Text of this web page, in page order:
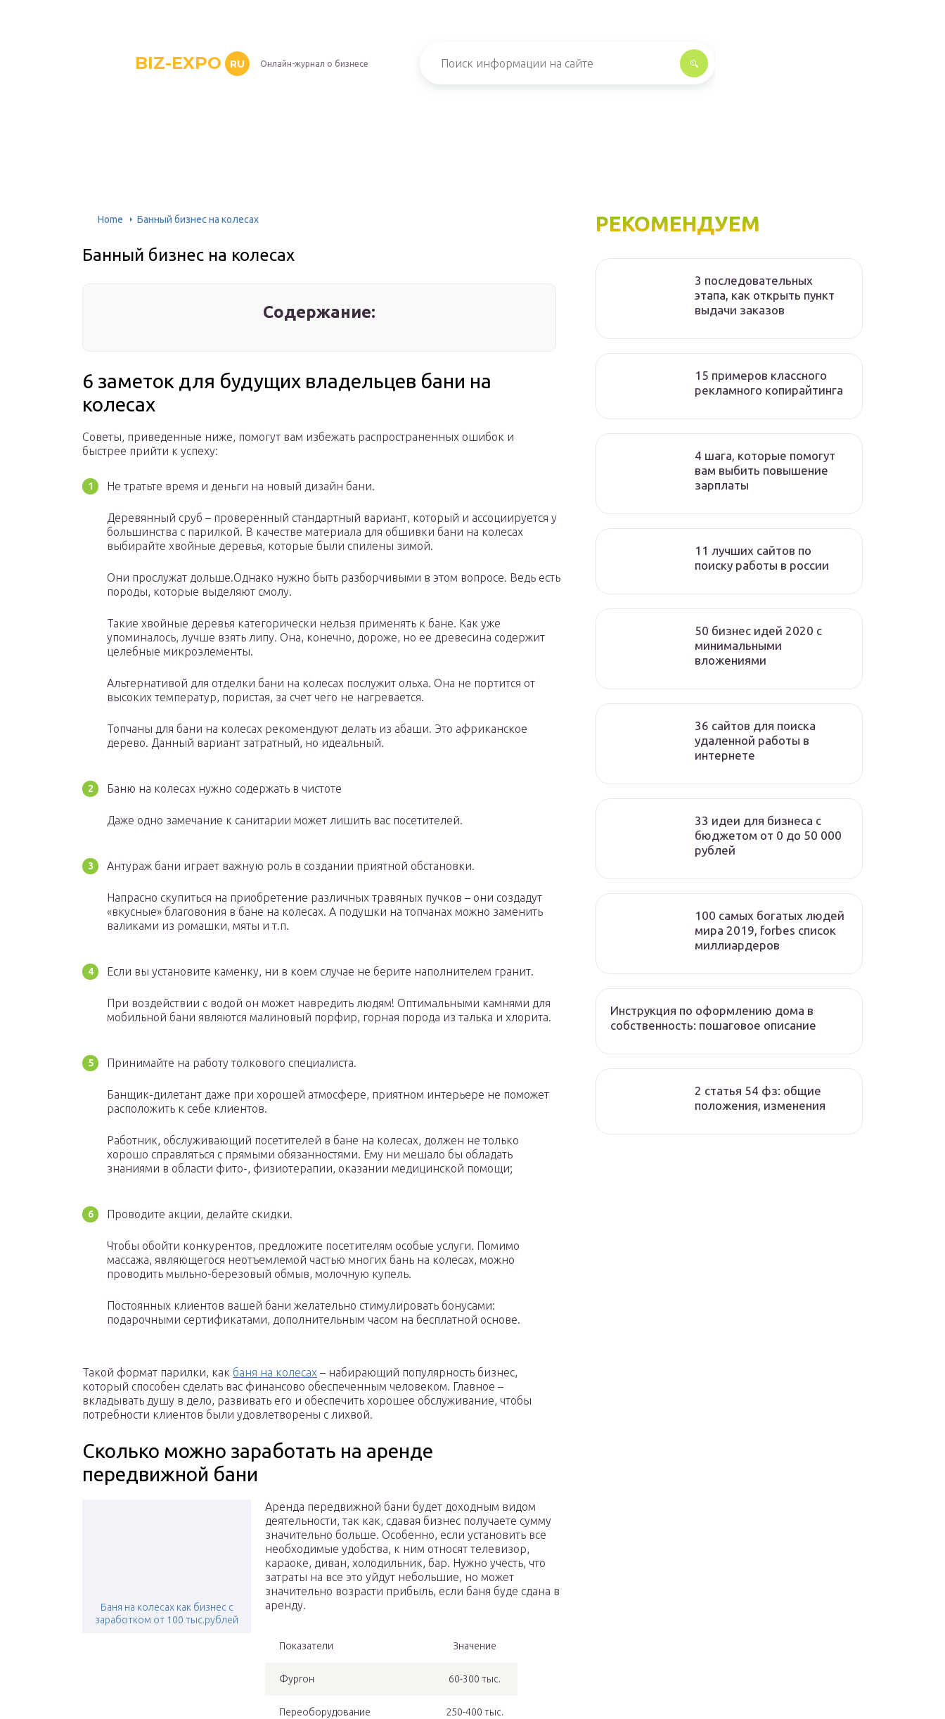
BIZ-EXPO RU Онлайн-журнал о бизнесе
Home Банный бизнес на колесах
Банный бизнес на колесах
Содержание:
6 заметок для будущих владельцев бани на
колесах
Советы, приведенные ниже, помогут вам избежать распространенных ошибок и
быстрее прийти к успеху:
Не тратьте время и деньги на новый дизайн бани.
Деревянный сруб – проверенный стандартный вариант, который и ассоциируется у
большинства с парилкой. В качестве материала для обшивки бани на колесах
выбирайте хвойные деревья, которые были спилены зимой.
Они прослужат дольше.Однако нужно быть разборчивыми в этом вопросе. Ведь есть
породы, которые выделяют смолу.
Такие хвойные деревья категорически нельзя применять к бане. Как уже
упоминалось, лучше взять липу. Она, конечно, дороже, но ее древесина содержит
целебные микроэлементы.
Альтернативой для отделки бани на колесах послужит ольха. Она не портится от
высоких температур, пористая, за счет чего не нагревается.
Топчаны для бани на колесах рекомендуют делать из абаши. Это африканское
дерево. Данный вариант затратный, но идеальный.
Баню на колесах нужно содержать в чистоте
Даже одно замечание к санитарии может лишить вас посетителей.
Антураж бани играет важную роль в создании приятной обстановки.
Напрасно скупиться на приобретение различных травяных пучков – они создадут
«вкусные» благовония в бане на колесах. А подушки на топчанах можно заменить
валиками из ромашки, мяты и т.п.
Если вы установите каменку, ни в коем случае не берите наполнителем гранит.
При воздействии с водой он может навредить людям! Оптимальными камнями для
мобильной бани являются малиновый порфир, горная порода из талька и хлорита.
Принимайте на работу толкового специалиста.
Банщик-дилетант даже при хорошей атмосфере, приятном интерьере не поможет
расположить к себе клиентов.
Работник, обслуживающий посетителей в бане на колесах, должен не только
хорошо справляться с прямыми обязанностями. Ему ни мешало бы обладать
знаниями в области фито-, физиотерапии, оказании медицинской помощи;
Проводите акции, делайте скидки.
Чтобы обойти конкурентов, предложите посетителям особые услуги. Помимо
массажа, являющегося неотъемлемой частью многих бань на колесах, можно
проводить мыльно-березовый обмыв, молочную купель.
Постоянных клиентов вашей бани желательно стимулировать бонусами:
подарочными сертификатами, дополнительным часом на бесплатной основе.
Такой формат парилки, как баня на колесах – набирающий популярность бизнес,
который способен сделать вас финансово обеспеченным человеком. Главное –
вкладывать душу в дело, развивать его и обеспечить хорошее обслуживание, чтобы
потребности клиентов были удовлетворены с лихвой.
Сколько можно заработать на аренде
передвижной бани
Баня на колесах как бизнес с
заработком от 100 тыс.рублей
Аренда передвижной бани будет доходным видом
деятельности, так как, сдавая бизнес получаете сумму
значительно больше. Особенно, если установить все
необходимые удобства, к ним относят телевизор,
караоке, диван, холодильник, бар. Нужно учесть, что
затраты на все это уйдут небольшие, но может
значительно возрасти прибыль, если баня буде сдана в
аренду.
Показатели Значение
Фургон 60-300 тыс.
Переоборудование 250-400 тыс.
РЕКОМЕНДУЕМ
3 последовательных
этапа, как открыть пункт
выдачи заказов
15 примеров классного
рекламного копирайтинга
4 шага, которые помогут
вам выбить повышение
зарплаты
11 лучших сайтов по
поиску работы в россии
50 бизнес идей 2020 с
минимальными
вложениями
36 сайтов для поиска
удаленной работы в
интернете
33 идеи для бизнеса с
бюджетом от 0 до 50 000
рублей
100 самых богатых людей
мира 2019, forbes список
миллиардеров
Инструкция по оформлению дома в
собственность: пошаговое описание
2 статья 54 фз: общие
положения, изменения